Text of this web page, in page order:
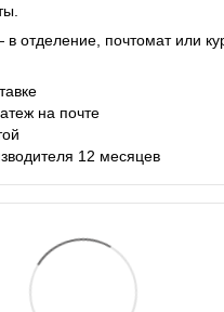
отделение, почтомат или
на почте
12 месяцев